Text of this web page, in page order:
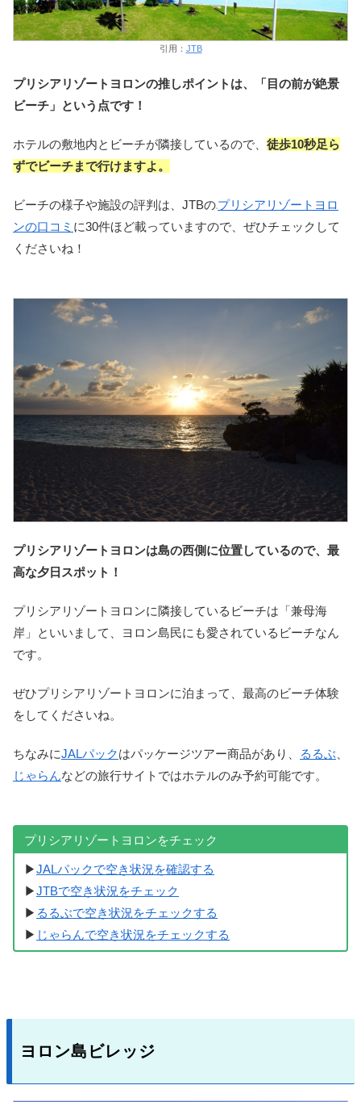
引用： JTB
プリシアリゾートヨロンの推しポイントは、「目の前が絶景
ビーチ」という点です！
ホテルの敷地内とビーチが隣接しているので、 徒歩10秒足ら
ずでビーチまで行けますよ。
ビーチの様子や施設の評判は、JTBのプリシアリゾートヨロ
ンの口コミ に30件ほど載っていますので、ぜひチェックして
くださいね！
プリシアリゾートヨロンは島の西側に位置しているので、最
高な夕日スポット！
プリシアリゾートヨロンに隣接しているビーチは「兼母海
岸」といいまして、ヨロン島民にも愛されているビーチなん
です。
ぜひプリシアリゾートヨロンに泊まって、最高のビーチ体験
をしてくださいね。
ちなみにJALパックはパッケージツアー商品があり、 るるぶ
じゃらんなどの旅行サイトではホテルのみ予約可能です。
プリシアリゾートヨロンをチェック
▶JALパックで空き状況を確認する
▶JTBで空き状況をチェック
▶ るるぶで空き状況をチェックする
▶ じゃらんで空き状況をチェックする
ヨロン島ビレッジ